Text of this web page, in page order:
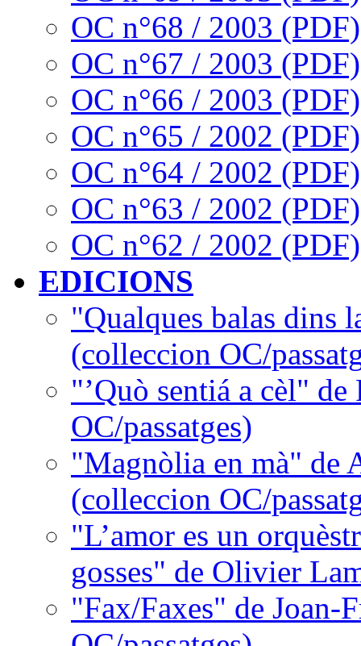
OC n°68 / 2003 (PDF)
OC n°67 / 2003 (PDF)
OC n°66 / 2003 (PDF)
OC n°65 / 2002 (PDF)
OC n°64 / 2002 (PDF)
OC n°63 / 2002 (PDF)
OC n°62 / 2002 (PDF)
EDICIONS
"Qualques balas dins
(colleccion OC/
"’Quò sentiá a cèl"
OC/passatges)
"Magnòlia en mà" de
(colleccion OC/
"L’amor es un
gosses" de Olivier
"Fax/Faxes" de Joan-